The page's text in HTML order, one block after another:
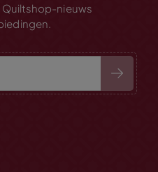
Quiltshop-nieuws